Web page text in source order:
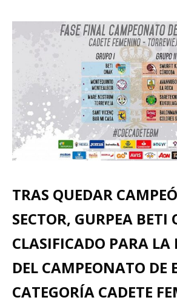
TRAS QUEDAR
SECTOR, GURPEA BETI
CLASIFICADO PARA LA
DEL CAMPEONATO DE
CATEGORÍA CADETE